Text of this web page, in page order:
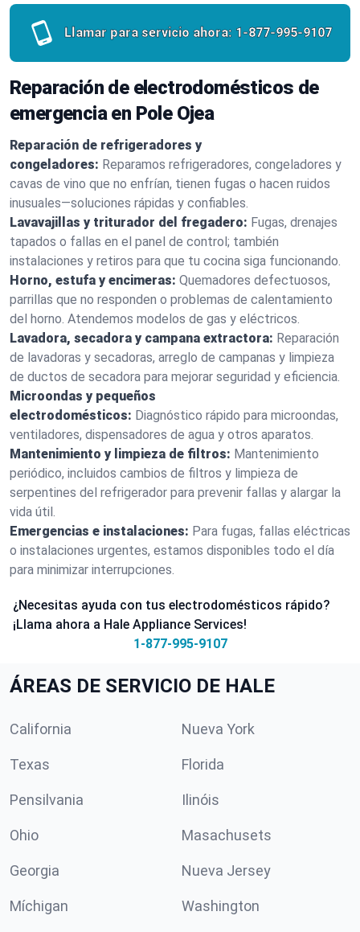
Llamar para servicio ahora: 1-877-995-9107
Reparación de electrodomésticos de
emergencia en Pole Ojea
Reparación de refrigeradores y
congeladores: Reparamos refrigeradores, congeladores y
cavas de vino que no enfrían, tienen fugas o hacen ruidos
inusuales—soluciones rápidas y confiables.
Lavavajillas y triturador del fregadero: Fugas, drenajes
tapados o fallas en el panel de control; también
instalaciones y retiros para que tu cocina siga funcionando.
Horno, estufa y encimeras: Quemadores defectuosos,
parrillas que no responden o problemas de calentamiento
del horno. Atendemos modelos de gas y eléctricos.
Lavadora, secadora y campana extractora: Reparación
de lavadoras y secadoras, arreglo de campanas y limpieza
de ductos de secadora para mejorar seguridad y eficiencia.
Microondas y pequeños
electrodomésticos: Diagnóstico rápido para microondas,
ventiladores, dispensadores de agua y otros aparatos.
Mantenimiento y limpieza de filtros: Mantenimiento
periódico, incluidos cambios de filtros y limpieza de
serpentines del refrigerador para prevenir fallas y alargar la
vida útil.
Emergencias e instalaciones: Para fugas, fallas eléctricas
o instalaciones urgentes, estamos disponibles todo el día
para minimizar interrupciones.
¿Necesitas ayuda con tus electrodomésticos rápido?
¡Llama ahora a Hale Appliance Services!
1-877-995-9107
ÁREAS DE SERVICIO DE HALE
California Nueva York
Texas Florida
Pensilvania Ilinóis
Ohio Masachusets
Georgia Nueva Jersey
Míchigan Washington